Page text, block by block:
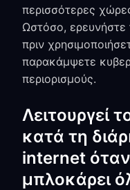
περισσότερες
Ωστόσο, ερευνήστε
πριν
παρακάμψετε
περιορισμούς.
Λειτουργεί
κατά τη
internet
μπλοκάρει